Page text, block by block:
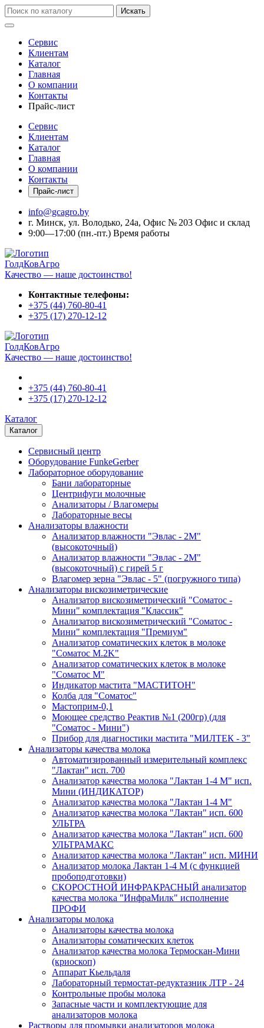
Искать
Сервис
Клиентам
Каталог
Главная
О компании
Контакты
Прайс-лист
Сервис
Клиентам
Каталог
Главная
О компании
Контакты
Прайс-лист
info@gcagro.by
г. Минск, ул. Володько, 24а, Офис № 203 Офис и склад
9:00—17:00 (пн.-пт.) Время работы
ГолдКовАгро
Качество — наше достоинство!
Контактные телефоны:
+375 (44) 760-80-41
+375 (17) 270-12-12
ГолдКовАгро
Качество — наше достоинство!
+375 (44) 760-80-41
+375 (17) 270-12-12
Каталог
Каталог
Сервисный центр
Оборудование FunkeGerber
Лабораторное оборудование
Бани лабораторные
Центрифуги молочные
Анализаторы / Влагомеры
Лабораторные весы
Анализаторы влажности
Анализатор влажности "Эвлас - 2М"
(высокоточный)
Анализатор влажности "Эвлас - 2М"
(высокоточный) с гирей 5 г
Влагомер зерна "Эвлас - 5" (погружного типа)
Анализаторы вискозиметрические
Анализатор вискозиметрический "Соматос -
Мини" комплектация "Классик"
Анализатор вискозиметрический "Соматос -
Мини" комплектация "Премиум"
Анализатор соматических клеток в молоке
"Соматос М.2K"
Анализатор соматических клеток в молоке
"Соматос М"
Индикатор мастита "МАСТИТОН"
Колба для "Соматос"
Мастоприм-0,1
Моющее средство Реактив №1 (200гр) (для
"Соматос - Мини")
Прибор для диагностики мастита "МИЛТЕК - 3"
Анализаторы качества молока
Автоматизированный измерительный комплекс
"Лактан" исп. 700
Анализатор качества молока "Лактан 1-4 М" исп.
Мини (ИНДИКАТОР)
Анализатор качества молока "Лактан 1-4 M"
Анализатор качества молока "Лактан" исп. 600
УЛЬТРА
Анализатор качества молока "Лактан" исп. 600
УЛЬТРАМАКС
Анализатор качества молока "Лактан" исп. МИНИ
Анализатор молока Лактан 1-4 М (с функцией
пробоподготовки)
СКОРОСТНОЙ ИНФРАКРАСНЫЙ анализатор
качества молока "ИнфраМилк" исполнение
ПРОФИ
Анализаторы молока
Анализаторы качества молока
Анализаторы соматических клеток
Анализатор качества молока Термоскан-Мини
(криоскоп)
Аппарат Кьельдаля
Лабораторный термостат-редуктазник ЛТР - 24
Контрольные пробы молока
Запасные части и комплектующие для
анализаторов молока
Растворы для промывки анализаторов молока